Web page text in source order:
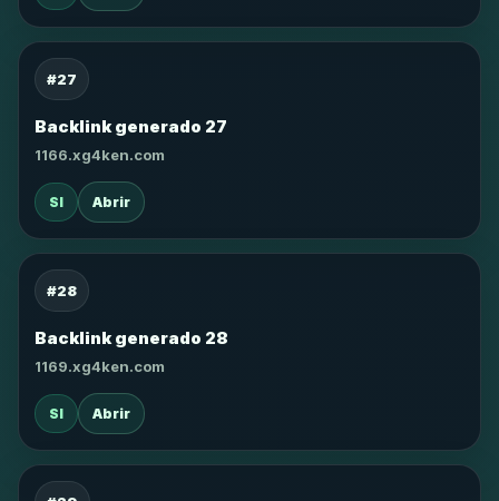
#27
Backlink generado 27
1166.xg4ken.com
SI Abrir
#28
Backlink generado 28
1169.xg4ken.com
SI Abrir